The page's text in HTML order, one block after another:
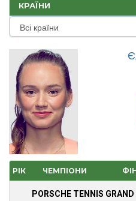
КРАЇНИ
РІК ЧЕМПІОНИ
PORSCHE TENNIS